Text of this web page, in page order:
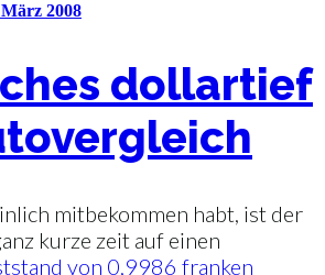
März 2008
dollartief
mitbekommen habt, ist der
kurze zeit auf einen
von 0,9986 franken